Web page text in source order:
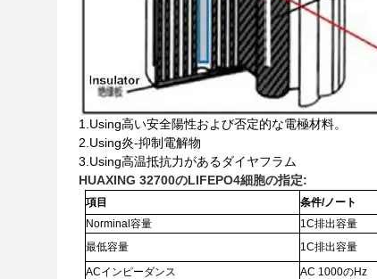
1.Using高い安全陽性および否定的な電極材料。
2.Using炎-抑制電解物
3.Using高温抵抗力があるダイヤフラム
HUAXING 32700のLIFEPO4細胞の指定:
項目 条件/ノート
Norminal容量
1C排出容量
最低容量
1C排出容量
ACインピーダンス
AC 1000のHz